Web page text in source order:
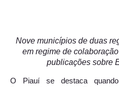
Nove municípios de duas
em regime de
publicações sobre
O Piauí se destaca